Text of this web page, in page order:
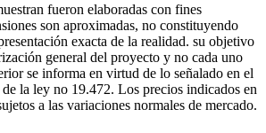
fueron elaboradas con fines
son aproximadas, no constituyendo
exacta de la realidad. su objetivo
general del proyecto y no cada uno
se informa en virtud de lo señalado en el
la ley no 19.472. Los precios indicados en
a las variaciones normales de mercado.